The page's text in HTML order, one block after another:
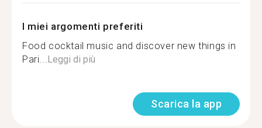
I miei argomenti preferiti
Food cocktail music and discover new things in
Pari...Leggi di più
Scarica la app